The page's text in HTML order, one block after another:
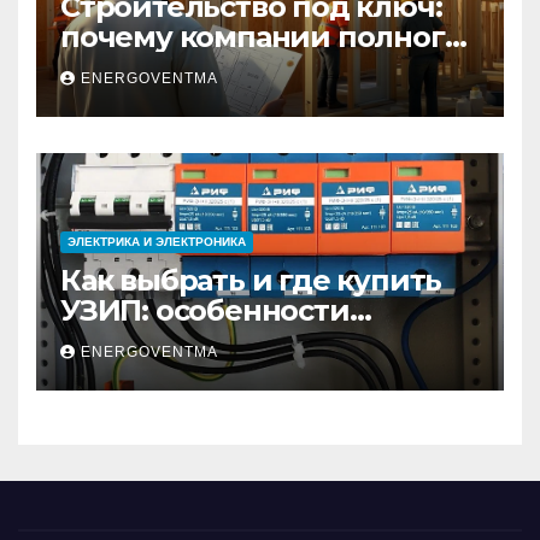
почему компании полного
цикла меняют рынок
недвижимости
ENERGOVENTMA
ЭЛЕКТРИКА И ЭЛЕКТРОНИКА
Как выбрать и где купить
УЗИП: особенности
устройств защиты от
импульсных
перенапряжений
ENERGOVENTMA